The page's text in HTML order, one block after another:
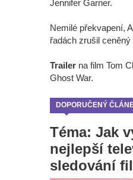
Jennifer Garner.
Nemilé překvapení,
řadách zrušil ceněný
Trailer na film Tom
Ghost War.
DOPORUČENÝ
Téma: Jak
nejlepší
sledování